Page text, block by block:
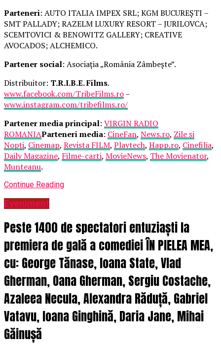
Parteneri: AUTO ITALIA IMPEX SRL; KGM BUCUREȘTI –
SMT PALLADY; RAZELM LUXURY RESORT – JURILOVCA;
SCEMTOVICI & BENOWITZ GALLERY; CREATIVE
AVOCADOS; ALCHEMICO.
Partener social: Asociația „România Zâmbește”.
Distribuitor: T.R.I.B.E. Films.
www.facebook.com/TribeFilms.ro–
www.instagram.com/tribefilms.ro/
Partener media principal: VIRGIN RADIO
ROMANIAParteneri media: CineFan, News.ro, Zile și
Nopți, Cinemap, Revista FILM, Playtech, Happ.ro, Cinefilia,
Daily Magazine, Filme-carti, MovieNews, The Movienator,
Munteanu.
Continue Reading
Eveniment
Peste 1400 de spectatori entuziaști la
premiera de gală a comediei ÎN PIELEA MEA,
cu: George Tănase, Ioana State, Vlad
Gherman, Oana Gherman, Sergiu Costache,
Azaleea Necula, Alexandra Răduță, Gabriel
Vatavu, Ioana Ginghină, Daria Jane, Mihai
Găinușă